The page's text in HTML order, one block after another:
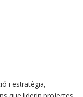
i estratègia,